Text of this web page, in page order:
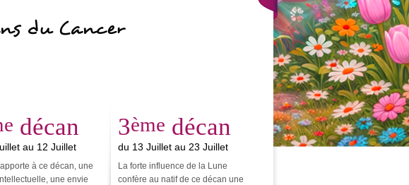
du Cancer
décan
au 12 Juillet
à ce décan, une
une envie
3ème décan
du 13 Juillet au 23 Juillet
La forte influence de la Lune
confère au natif de ce décan une